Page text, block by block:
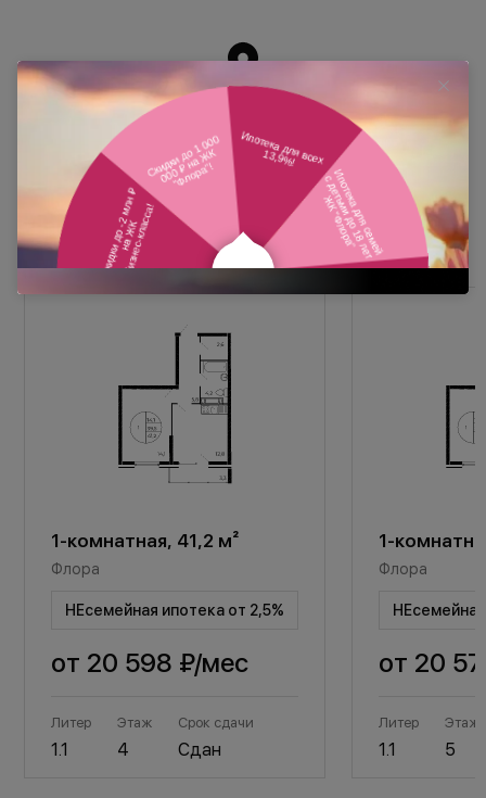
Похожие планировки
1-комнатная, 41,2 м²
Флора
НЕсемейная ипотека от 2,5%
от 20 598 ₽/мес
Литер
1.1
Этаж
4
Срок сдачи
Сдан
1-
Флора
от 20
Литер
1.1
Этаж
5